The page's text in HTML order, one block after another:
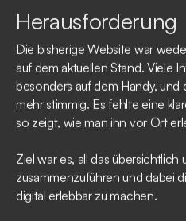
Herausforderung
Die bisherige Website war
auf dem aktuellen Stand. Viele
besonders auf dem Handy, und
mehr stimmig. Es fehlte eine
so zeigt, wie man ihn vor Ort
Ziel war es, all das übersichtlich
zusammenzuführen und dabei
digital erlebbar zu machen.